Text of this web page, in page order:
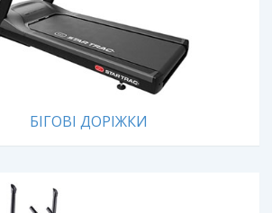
БІГОВІ ДОРІЖКИ